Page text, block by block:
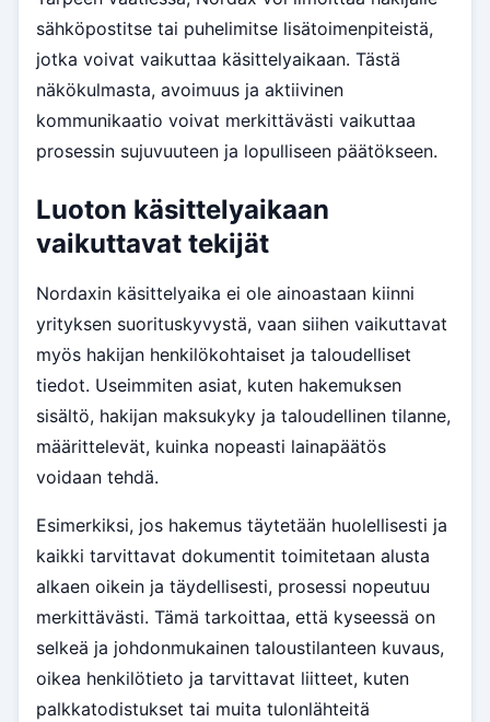
sähköpostitse tai puhelimitse lisätoimenpiteistä,
jotka voivat vaikuttaa käsittelyaikaan. Tästä
näkökulmasta, avoimuus ja aktiivinen
kommunikaatio voivat merkittävästi vaikuttaa
prosessin sujuvuuteen ja lopulliseen päätökseen.
Luoton käsittelyaikaan
vaikuttavat tekijät
Nordaxin käsittelyaika ei ole ainoastaan kiinni
yrityksen suorituskyvystä, vaan siihen vaikuttavat
myös hakijan henkilökohtaiset ja taloudelliset
tiedot. Useimmiten asiat, kuten hakemuksen
sisältö, hakijan maksukyky ja taloudellinen tilanne,
määrittelevät, kuinka nopeasti lainapäätös
voidaan tehdä.
Esimerkiksi, jos hakemus täytetään huolellisesti ja
kaikki tarvittavat dokumentit toimitetaan alusta
alkaen oikein ja täydellisesti, prosessi nopeutuu
merkittävästi. Tämä tarkoittaa, että kyseessä on
selkeä ja johdonmukainen taloustilanteen kuvaus,
oikea henkilötieto ja tarvittavat liitteet, kuten
palkkatodistukset tai muita tulonlähteitä